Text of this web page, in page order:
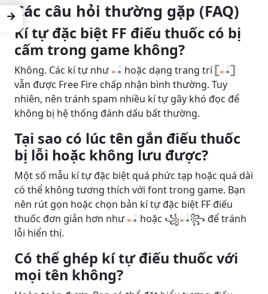
Các câu hỏi thường gặp (FAQ)
Kí tự đặc biệt FF điếu thuốc có bị
cấm trong game không?
Không. Các kí tự như hoặc dạng trang trí 𓊈
𓊉
vẫn được Free Fire chấp nhận bình thường. Tuy
nhiên, nên tránh spam nhiều kí tự gây khó đọc để
không bị hệ thống đánh dấu bất thường.
Tại sao có lúc tên gắn điếu thuốc
bị lỗi hoặc không lưu được?
Một số mẫu kí tự đặc biệt quá phức tạp hoặc quá dài
có thể không tương thích với font trong game. Bạn
nên rút gọn hoặc chọn bản kí tự đặc biệt FF điếu
thuốc đơn giản hơn như
hoặc ꧁
꧂ để tránh
lỗi hiển thị.
Có thể ghép kí tự điếu thuốc với
mọi tên không?
→